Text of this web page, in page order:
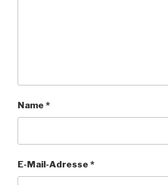
Name *
E-Mail-Adresse *